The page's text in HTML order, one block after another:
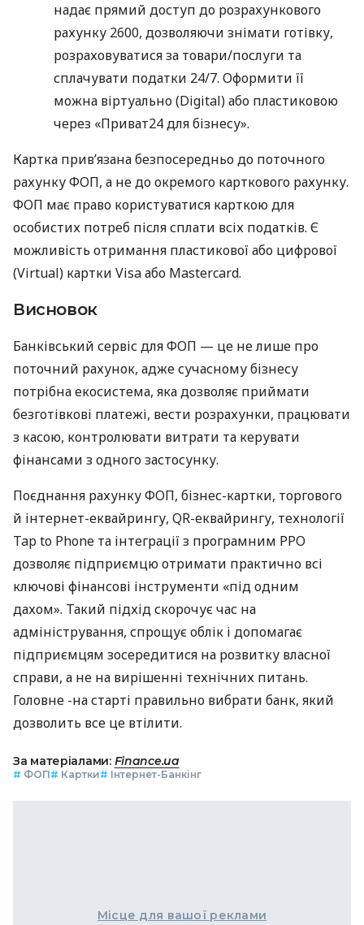
надає прямий доступ до розрахункового
рахунку 2600, дозволяючи знімати готівку,
розраховуватися за товари/послуги та
сплачувати податки 24/7. Оформити її
можна віртуально (Digital) або пластиковою
через «Приват24 для бізнесу».
Картка прив’язана безпосередньо до поточного
рахунку ФОП, а не до окремого карткового рахунку.
ФОП має право користуватися карткою для
особистих потреб після сплати всіх податків. Є
можливість отримання пластикової або цифрової
(Virtual) картки Visa або Mastercard.
Висновок
Банківський сервіс для ФОП — це не лише про
поточний рахунок, адже сучасному бізнесу
потрібна екосистема, яка дозволяє приймати
безготівкові платежі, вести розрахунки, працювати
з касою, контролювати витрати та керувати
фінансами з одного застосунку.
Поєднання рахунку ФОП, бізнес-картки, торгового
й інтернет-еквайрингу, QR-еквайрингу, технології
Tap to Phone та інтеграції з програмним РРО
дозволяє підприємцю отримати практично всі
ключові фінансові інструменти «під одним
дахом». Такий підхід скорочує час на
адміністрування, спрощує облік і допомагає
підприємцям зосередитися на розвитку власної
справи, а не на вирішенні технічних питань.
Головне -на старті правильно вибрати банк, який
дозволить все це втілити.
За матеріалами: Finance.ua
# ФОП# Картки# Інтернет-Банкінг
Місце для вашої реклами